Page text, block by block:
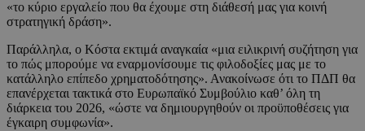
«το κύριο εργαλείο που θα έχουμε στη διάθεσή μας για κοινή
στρατηγική δράση».
Παράλληλα, ο Κόστα εκτιμά αναγκαία «μια ειλικρινή συζήτηση για
το πώς μπορούμε να εναρμονίσουμε τις φιλοδοξίες μας με το
κατάλληλο επίπεδο χρηματοδότησης». Ανακοίνωσε ότι το ΠΔΠ θα
επανέρχεται τακτικά στο Ευρωπαϊκό Συμβούλιο καθ’ όλη τη
διάρκεια του 2026, «ώστε να δημιουργηθούν οι προϋποθέσεις για
έγκαιρη συμφωνία».